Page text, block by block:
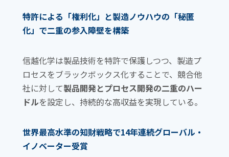
特許による「権利化」と製造ノウハウの「秘匿
化」で二重の参入障壁を構築
信越化学は製品技術を特許で保護しつつ、製造プ
ロセスをブラックボックス化することで、競合他
社に対して製品開発とプロセス開発の二重のハー
ドルを設定し、持続的な高収益を実現している。
世界最高水準の知財戦略で14年連続グローバル・
イノベーター受賞